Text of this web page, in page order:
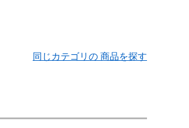
同じカテゴリの 商品を探す